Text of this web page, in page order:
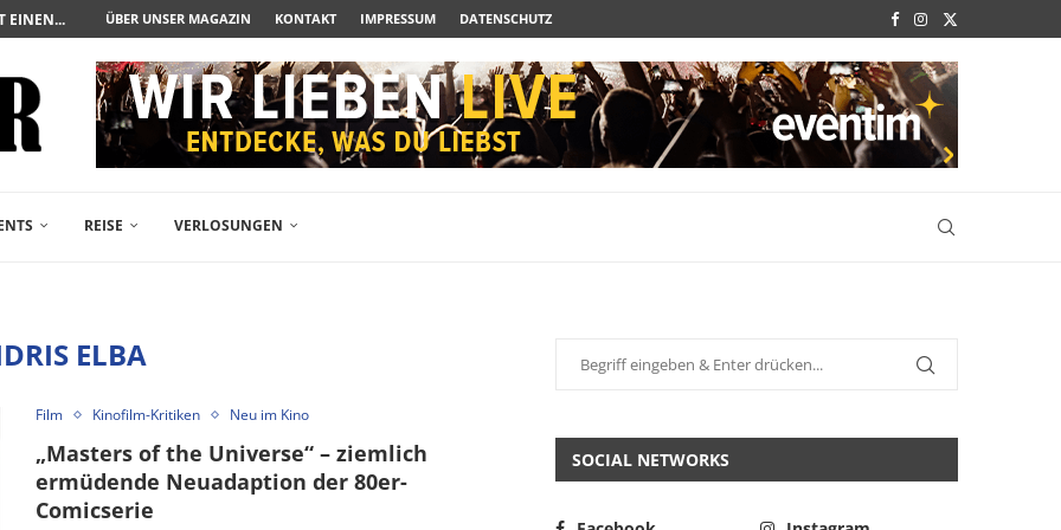
DER BESONDEREN ART
ZUM ALBTRAUM WIRD
FREIKARTEN- UND...
ACTION-BLOCKBUSTER...
POLARSTERN...
JETZT AUF DVD...
ROMCOM AUS 1963...
ÜBER UNSER MAGAZIN KONTAKT IMPRESSUM DATENSCHUTZ
REISE VERLOSUNGEN
ELBA
Film Kinofilm-Kritiken Neu im Kino
„Masters of the Universe“ – ziemlich
ermüdende Neuadaption der 80er-
Comicserie
SOCIAL NETWORKS